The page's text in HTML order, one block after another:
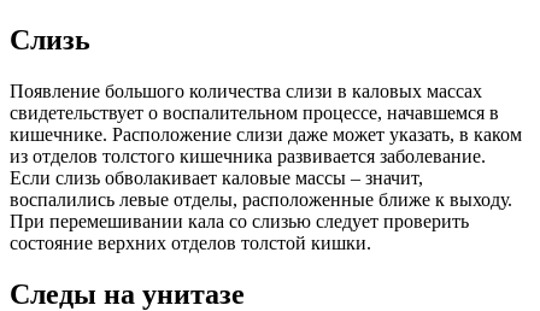
Слизь
Появление большого количества слизи в каловых массах
свидетельствует о воспалительном процессе, начавшемся в
кишечнике. Расположение слизи даже может указать, в каком
из отделов толстого кишечника развивается заболевание.
Если слизь обволакивает каловые массы – значит,
воспалились левые отделы, расположенные ближе к выходу.
При перемешивании кала со слизью следует проверить
состояние верхних отделов толстой кишки.
Следы на унитазе